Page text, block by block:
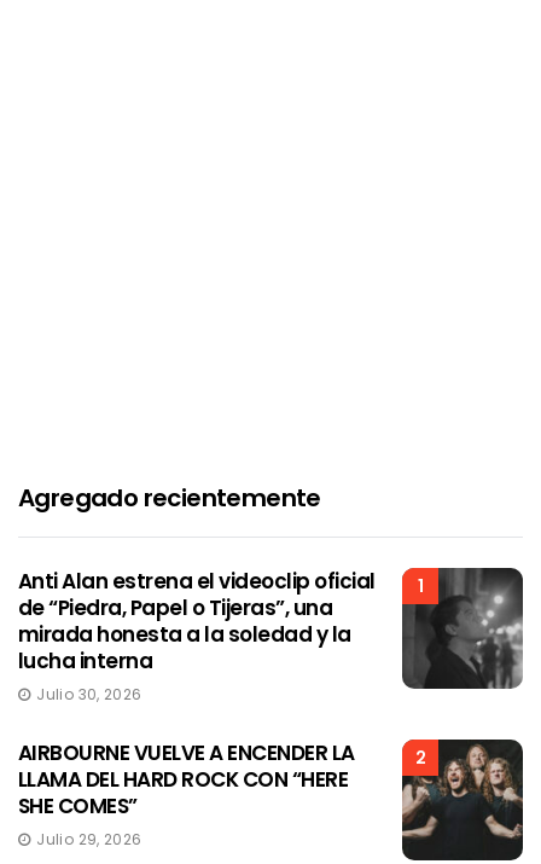
Agregado recientemente
1
Anti Alan estrena el videoclip oficial
de “Piedra, Papel o Tijeras”, una
mirada honesta a la soledad y la
lucha interna
Julio 30, 2026
2
AIRBOURNE VUELVE A ENCENDER LA
LLAMA DEL HARD ROCK CON “HERE
SHE COMES”
Julio 29, 2026